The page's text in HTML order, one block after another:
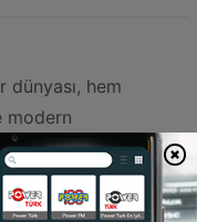
dünyası, hem
modern
bir yapı sergiliyor.
bu türün sadece
zamanda çocukların